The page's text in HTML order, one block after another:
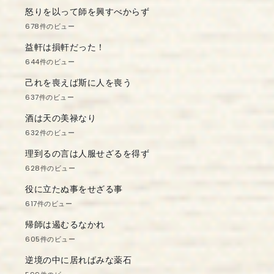
怒りを以って師を興すべからず
678件のビュー
益軒は損軒だった！
644件のビュー
己れを喪えば斯に人を喪う
637件のビュー
酒は天の美禄なり
632件のビュー
理到るの言は人服せざるを得ず
628件のビュー
役に立たぬ事をせざる事
617件のビュー
帰師は遏むるなかれ
605件のビュー
逆境の中に居ればみな薬石